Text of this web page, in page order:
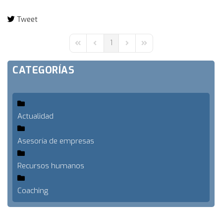
Tweet
First PagePrevious Page
1 Next PageLast Page
CATEGORÍAS
Actualidad
Asesoría de empresas
Recursos humanos
Coaching